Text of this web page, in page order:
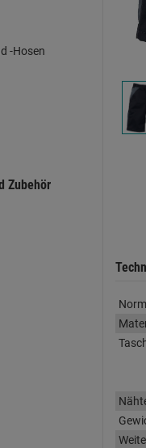
-Hosen
Zubehör
Norm